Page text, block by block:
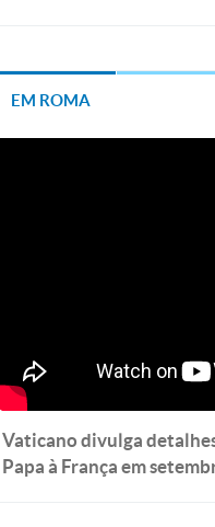
EM ROMA
Vaticano divulga
Papa à França em